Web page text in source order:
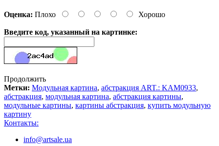
Оценка: Плохо Хорошо
Введите код, указанный на картинке:
Продолжить
Метки: Модульная картина, абстракция ART.: KAM0933,
абстракция, модульная картина, абстракция картины,
модульные картины, картины абстракция, купить модульную
картину
Контакты:
info@artsale.ua